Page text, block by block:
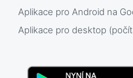
Aplikace pro Android na
Aplikace pro desktop